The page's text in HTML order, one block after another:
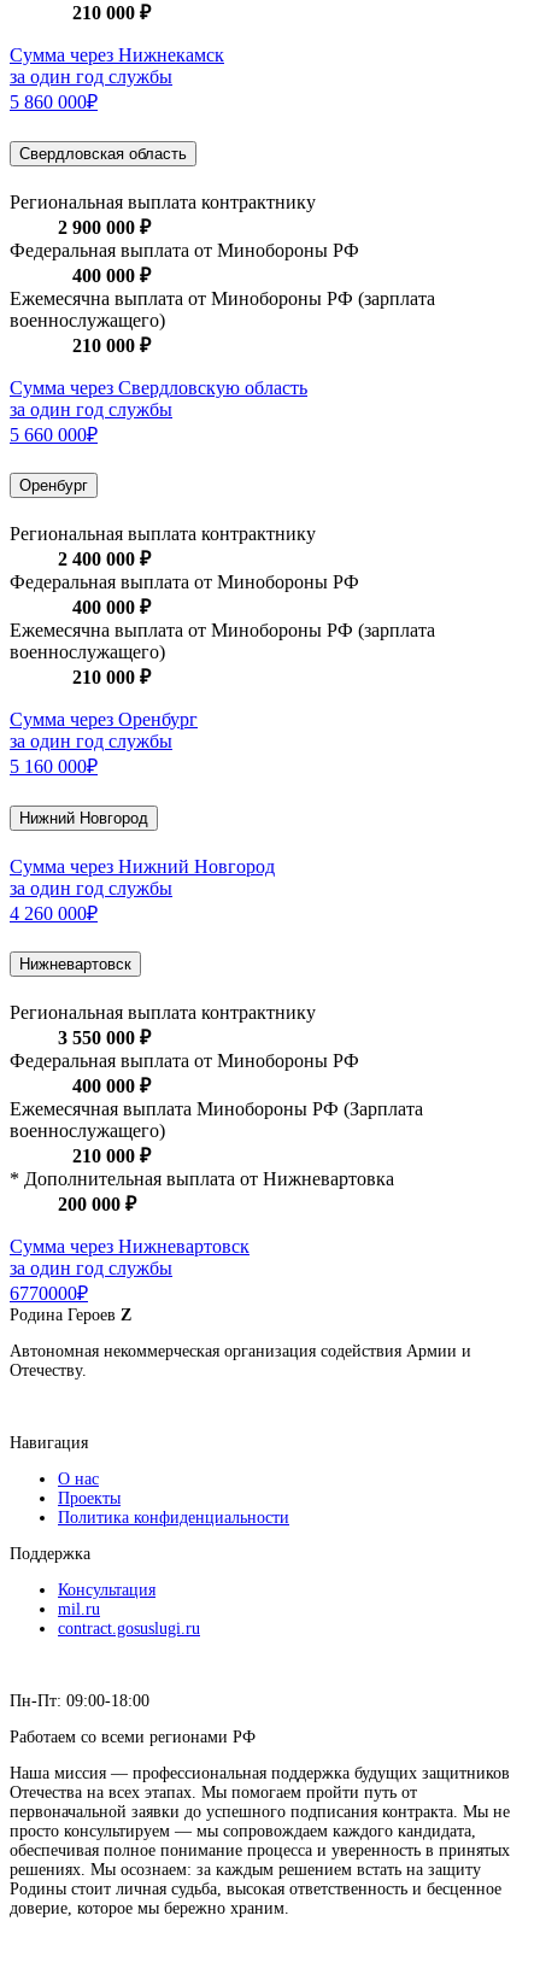
210 000 ₽
Сумма через Нижнекамск
за один год службы
5 860 000₽
Свердловская область
Региональная выплата контрактнику
2 900 000 ₽
Федеральная выплата от Минобороны РФ
400 000 ₽
Ежемесячна выплата от Минобороны РФ (зарплата
военнослужащего)
210 000 ₽
Сумма через Свердловскую область
за один год службы
5 660 000₽
Оренбург
Региональная выплата контрактнику
2 400 000 ₽
Федеральная выплата от Минобороны РФ
400 000 ₽
Ежемесячна выплата от Минобороны РФ (зарплата
военнослужащего)
210 000 ₽
Сумма через Оренбург
за один год службы
5 160 000₽
Нижний Новгород
Сумма через Нижний Новгород
за один год службы
4 260 000₽
Нижневартовск
Региональная выплата контрактнику
3 550 000 ₽
Федеральная выплата от Минобороны РФ
400 000 ₽
Ежемесячная выплата Минобороны РФ (Зарплата
военнослужащего)
210 000 ₽
* Дополнительная выплата от Нижневартовка
200 000 ₽
Сумма через Нижневартовск
за один год службы
6770000₽
Родина Героев Z
Автономная некоммерческая организация содействия Армии и
Отечеству.
Навигация
О нас
Проекты
Политика конфиденциальности
Поддержка
Консультация
mil.ru
contract.gosuslugi.ru
Пн-Пт: 09:00-18:00
Работаем со всеми регионами РФ
Наша миссия — профессиональная поддержка будущих защитников
Отечества на всех этапах. Мы помогаем пройти путь от
первоначальной заявки до успешного подписания контракта. Мы не
просто консультируем — мы сопровождаем каждого кандидата,
обеспечивая полное понимание процесса и уверенность в принятых
решениях. Мы осознаем: за каждым решением встать на защиту
Родины стоит личная судьба, высокая ответственность и бесценное
доверие, которое мы бережно храним.